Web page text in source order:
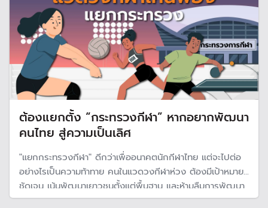
ต้องแยกตั้ง “กระทรวงกีฬา” หากอยากพัฒนา
คนไทย สู่ความเป็นเลิศ
"แยกกระทรวงกีฬา" ดีกว่าเพื่ออนาคตนักกีฬาไทย แต่จะไปต่อ
อย่างไรเป็นความท้าทาย คนในแวดวงกีฬาห่วง ต้องมีเป้าหมายที่
ชัดเจน เน้นพัฒนาเยาวชนตั้งแต่พื้นฐาน และห้ามลืมการพัฒนา
เส้นทางของนักกีฬาอาชีพ ขณะที่อุตสาหกรรมกีฬาเป็นโอกาส